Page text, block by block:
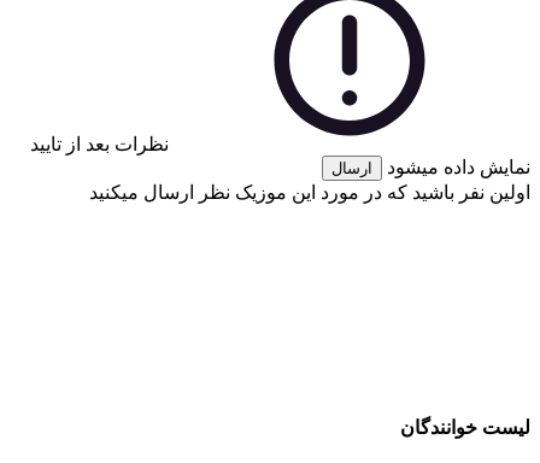
نظرات بعد از تایید
نمایش داده میشود
ارسال
اولین نفر باشید که در مورد این موزیک نظر ارسال میکنید
لیست خوانندگان